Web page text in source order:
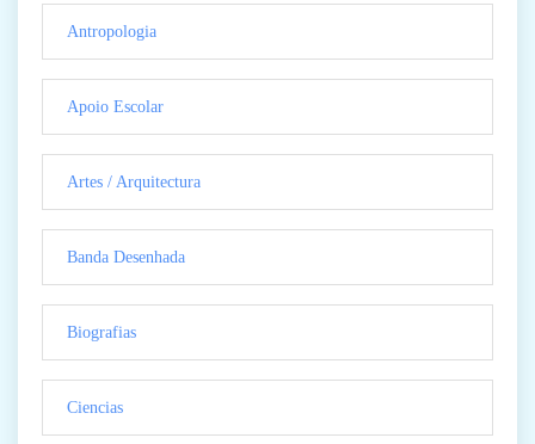
Antropologia
Apoio Escolar
Artes / Arquitectura
Banda Desenhada
Biografias
Ciencias